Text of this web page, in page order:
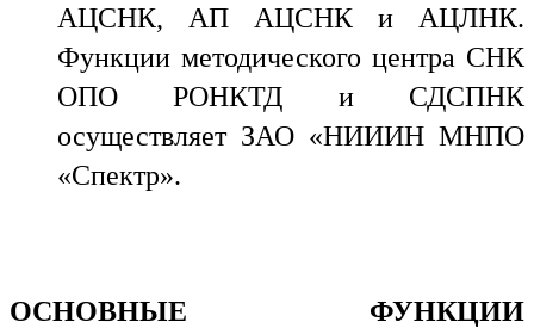
АЦСНК, АП АЦСНК и АЦЛНК.
Функции методического центра СНК
ОПО РОНКТД и СДСПНК
осуществляет ЗАО «НИИИН МНПО
«Спектр».
ОСНОВНЫЕ ФУНКЦИИ